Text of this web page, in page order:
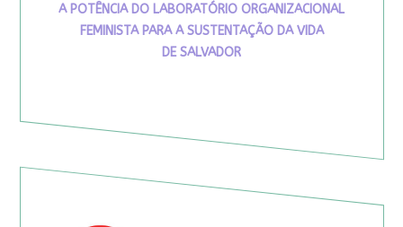
A POTÊNCIA DO LABORATÓRIO ORGANIZACIONAL
FEMINISTA PARA A SUSTENTAÇÃO DA VIDA
DE SALVADOR